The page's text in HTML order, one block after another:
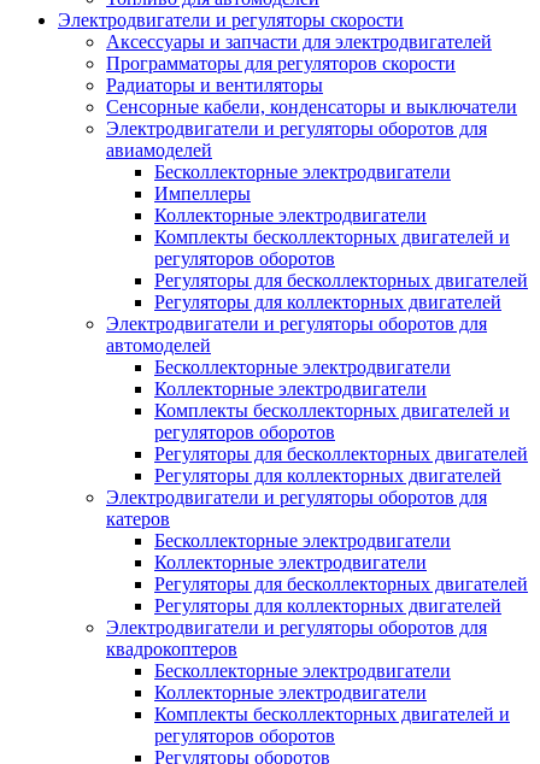
Электродвигатели и регуляторы скорости
Аксессуары и запчасти для электродвигателей
Программаторы для регуляторов скорости
Радиаторы и вентиляторы
Сенсорные кабели, конденсаторы и выключатели
Электродвигатели и регуляторы оборотов для
авиамоделей
Бесколлекторные электродвигатели
Импеллеры
Коллекторные электродвигатели
Комплекты бесколлекторных двигателей и
регуляторов оборотов
Регуляторы для бесколлекторных двигателей
Регуляторы для коллекторных двигателей
Электродвигатели и регуляторы оборотов для
автомоделей
Бесколлекторные электродвигатели
Коллекторные электродвигатели
Комплекты бесколлекторных двигателей и
регуляторов оборотов
Регуляторы для бесколлекторных двигателей
Регуляторы для коллекторных двигателей
Электродвигатели и регуляторы оборотов для
катеров
Бесколлекторные электродвигатели
Коллекторные электродвигатели
Регуляторы для бесколлекторных двигателей
Регуляторы для коллекторных двигателей
Электродвигатели и регуляторы оборотов для
квадрокоптеров
Бесколлекторные электродвигатели
Коллекторные электродвигатели
Комплекты бесколлекторных двигателей и
регуляторов оборотов
Регуляторы оборотов